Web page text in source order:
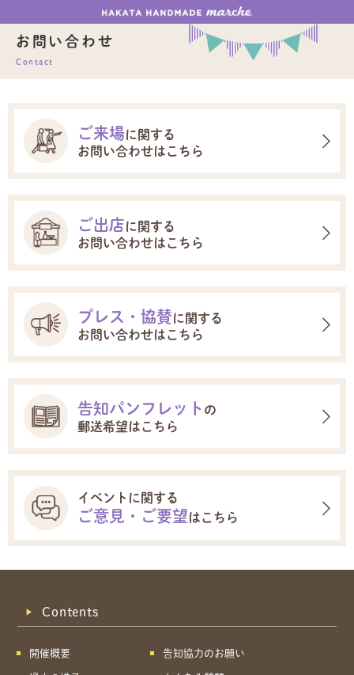
お問い合わせ
Contact
ご来場に関する
お問い合わせはこちら
ご出店に関する
お問い合わせはこちら
プレス・協賛に関する
お問い合わせはこちら
告知パンフレット の
郵送希望はこちら
イベントに関する
ご意見・ご要望はこちら
Contents
開催概要 告知協力のお願い